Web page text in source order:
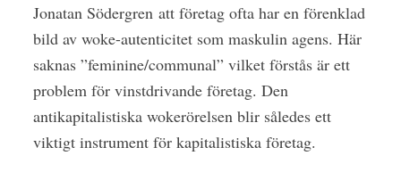
Jonatan Södergren att företag ofta har en förenklad
bild av woke-autenticitet som maskulin agens. Här
saknas ”feminine/communal” vilket förstås är ett
problem för vinstdrivande företag. Den
antikapitalistiska wokerörelsen blir således ett
viktigt instrument för kapitalistiska företag.